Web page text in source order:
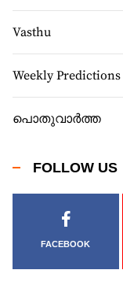
Vasthu
Weekly Predictions
പൊതുവാർത്ത
FOLLOW US
FACEBOOK